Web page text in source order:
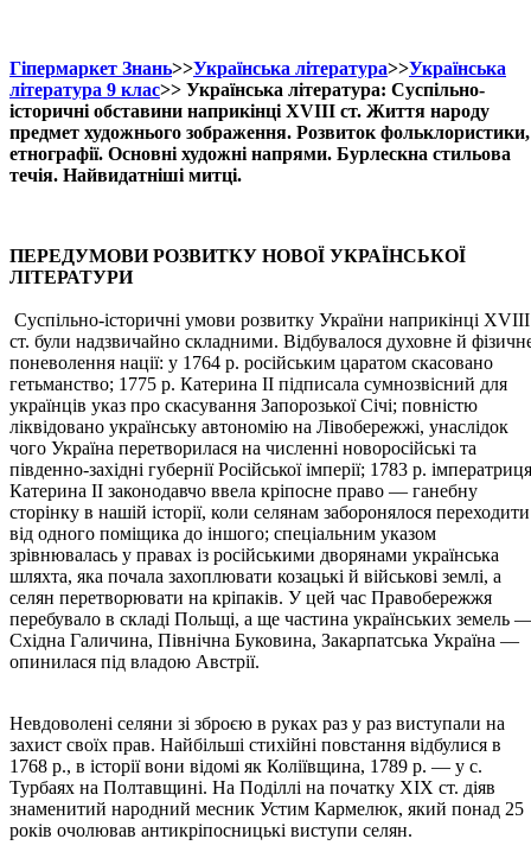
Гіпермаркет Знань>>Українська література>>Українська
література 9 клас>> Українська література: Суспільно-
історичні обставини наприкінці XVIII ст. Життя народу
предмет художнього зображення. Розвиток фольклористики,
етнографії. Основні художні напрями. Бурлескна стильова
течія. Найвидатніші митці.
ПЕРЕДУМОВИ РОЗВИТКУ НОВОЇ УКРАЇНСЬКОЇ
ЛІТЕРАТУРИ
Суспільно-історичні умови розвитку України наприкінці XVIII
ст. були надзвичайно складними. Відбувалося духовне й
поневолення нації: у 1764 р. російським царатом скасовано
гетьманство; 1775 р. Катерина II підписала сумнозвісний для
українців указ про скасування Запорозької Січі; повністю
ліквідовано українську автономію на Лівобережжі, унаслідок
чого Україна перетворилася на численні новоросійські та
південно-західні губернії Російської імперії; 1783 р. імператриця
Катерина II законодавчо ввела кріпосне право — ганебну
сторінку в нашій історії, коли селянам заборонялося переходити
від одного поміщика до іншого; спеціальним указом
зрівнювалась у правах із російськими дворянами українська
шляхта, яка почала захоплювати козацькі й військові землі, а
селян перетворювати на кріпаків. У цей час Правобережжя
перебувало в складі Польщі, а ще частина українських земель
Східна Галичина, Північна Буковина, Закарпатська Україна —
опинилася під владою Австрії.
Невдоволені селяни зі зброєю в руках раз у раз виступали на
захист своїх прав. Найбільші стихійні повстання відбулися в
1768 р., в історії вони відомі як Коліївщина, 1789 р. — у с.
Турбаях на Полтавщині. На Поділлі на початку XIX ст. діяв
знаменитий народний месник Устим Кармелюк, який понад 25
років очолював антикріпосницькі виступи селян.